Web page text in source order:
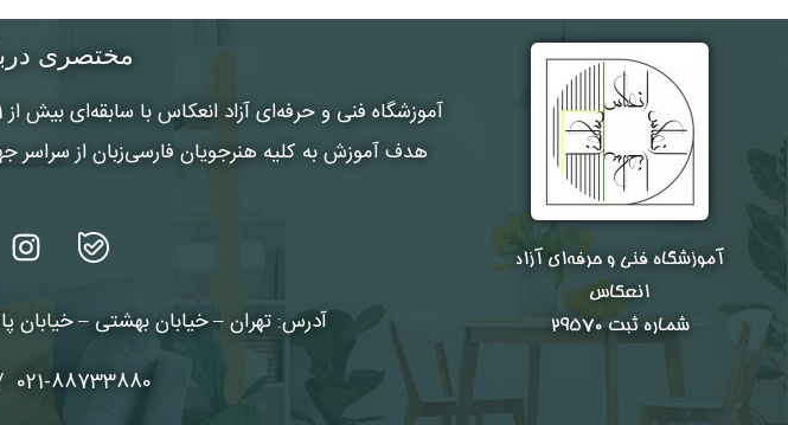
آموزشگاه فنی و حرفه‌ای آزاد
انعکاس
شماره ثبت ۲۹۵۷۰
مختصری
آموزشگاه فنی و حرفه‌ای آزاد انعکاس
هدف آموزش به کلیه هنرجویان فارسی‌زبان از سراسر
آدرس: تهران – خیابان بهشتی – خیابان
021-88733880 /// 021-88730621